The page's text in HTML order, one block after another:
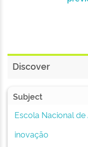
Discover
Subject
Escola Nacional de
inovação